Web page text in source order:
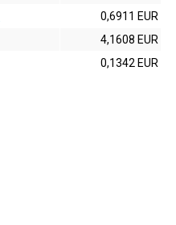
0,6911 EUR
4,1608 EUR
0,1342 EUR